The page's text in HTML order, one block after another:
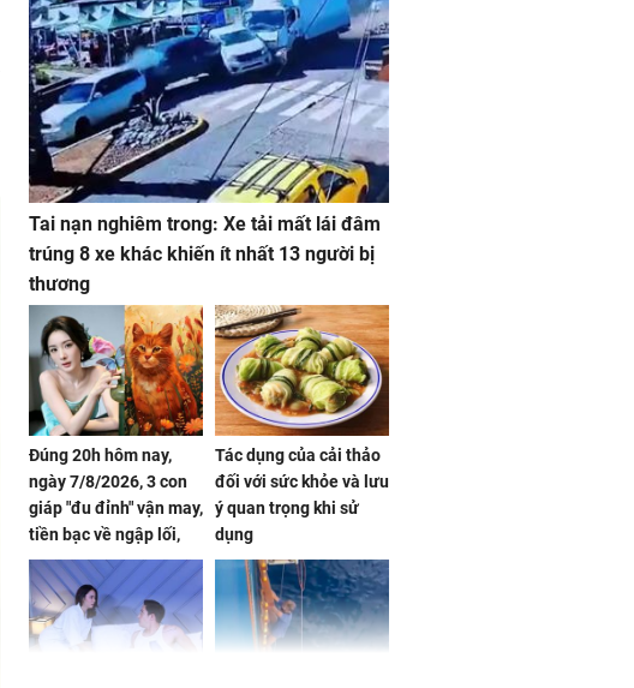
Tai nạn nghiêm trong: Xe tải mất lái đâm
trúng 8 xe khác khiến ít nhất 13 người bị
thương
Đúng 20h hôm nay,
ngày 7/8/2026, 3 con
giáp "đu đỉnh" vận may,
tiền bạc về ngập lối,
đón lộc ấm no, tình
tiền viên mãn
Tác dụng của cải thảo
đối với sức khỏe và lưu
ý quan trọng khi sử
dụng